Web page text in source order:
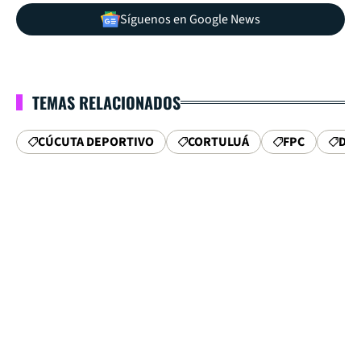
Síguenos en Google News
TEMAS RELACIONADOS
CÚCUTA DEPORTIVO CORTULUÁ FPC